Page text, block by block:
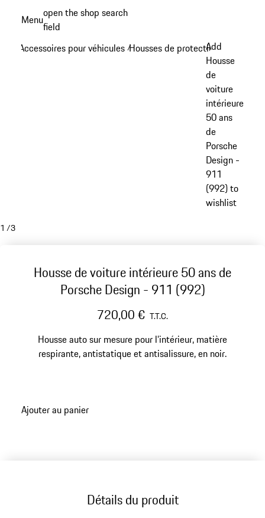
principal
Menuopen the shop search
field
Accessoires pour véhicules /Housses de protection/
Add
Housse
de
voiture
intérieure
50 ans
de
Porsche
Design -
911
(992) to
wishlist
1 /3
Housse de voiture intérieure 50 ans de
Porsche Design - 911 (992)
720,00 € T.T.C.
Housse auto sur mesure pour l’intérieur, matière
respirante, antistatique et antisalissure, en noir.
Ajouter au panier
Détails du produit